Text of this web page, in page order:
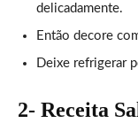
delicadamente.
Então decore
Deixe refrigerar
2- Receita